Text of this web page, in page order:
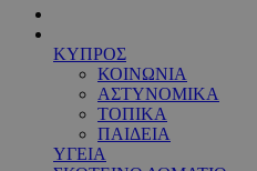
ΚΥΠΡΟΣ
ΚΟΙΝΩΝΙΑ
ΑΣΤΥΝΟΜΙΚΑ
ΤΟΠΙΚΑ
ΠΑΙΔΕΙΑ
ΥΓΕΙΑ